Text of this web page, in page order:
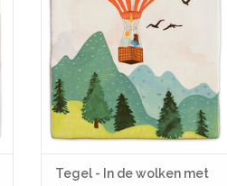
Tegel - In de wolken met